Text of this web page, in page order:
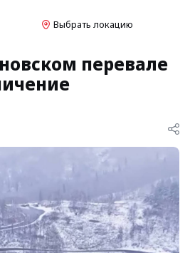
Выбрать локацию
перевале